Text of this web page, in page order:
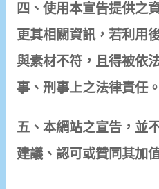
四、使用本宣告提供之
更其相關資訊，若利用
與素材不符，且得被依
事、刑事上之法律責任。
五、本網站之宣告，並
建議、認可或贊同其加